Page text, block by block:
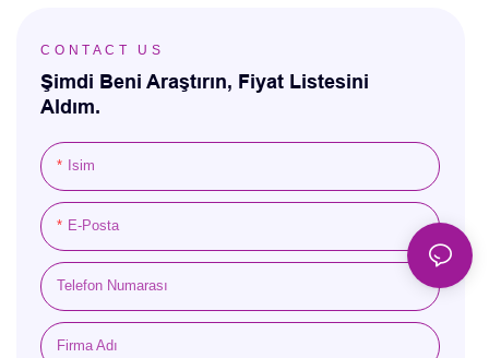
CONTACT US
Şimdi Beni Araştırın, Fiyat Listesini
Aldım.
Isim
E-Posta
Telefon Numarası
Firma Adı